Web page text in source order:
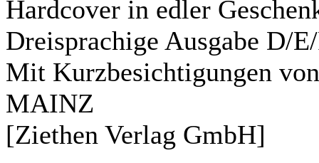
Hardcover in edler
Dreisprachige Ausgabe D/
Mit Kurzbesichtigungen
MAINZ
[Ziethen Verlag GmbH]